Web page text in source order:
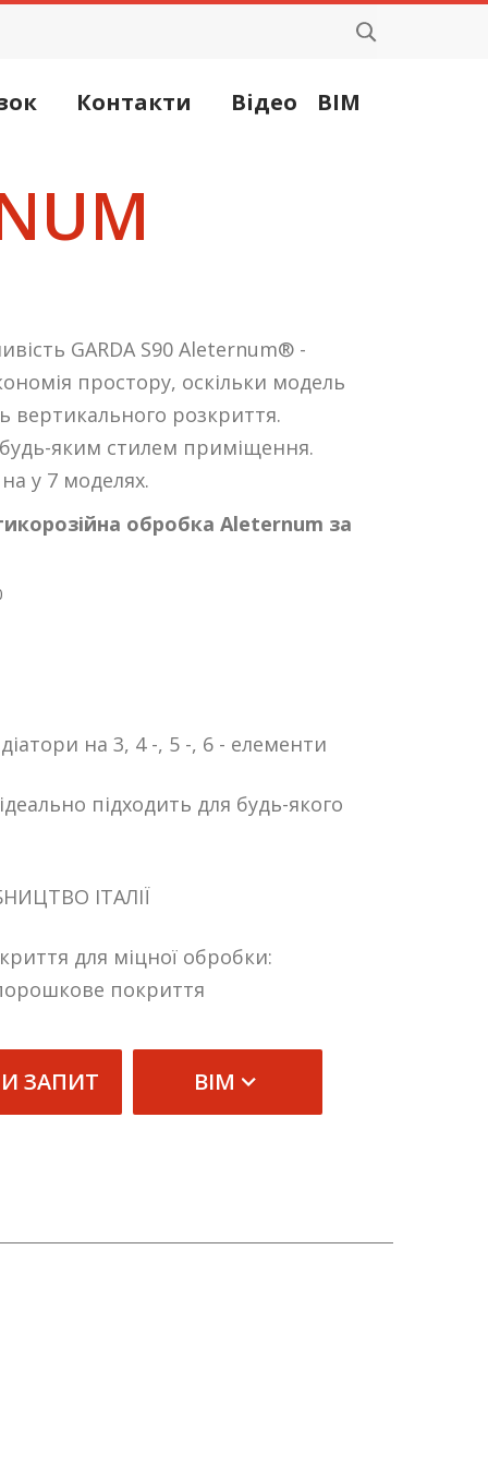
Контакти Відео BIM
GARDA S90 Aleternum® -
простору, оскільки модель
вертикального розкриття.
яким стилем приміщення.
у 7 моделях.
обробка Aleternum за
на 3, 4 -, 5 -, 6 - елементи
підходить для будь-якого
ІТАЛІЇ
для міцної обробки:
покриття
ЗАПИТ BIM